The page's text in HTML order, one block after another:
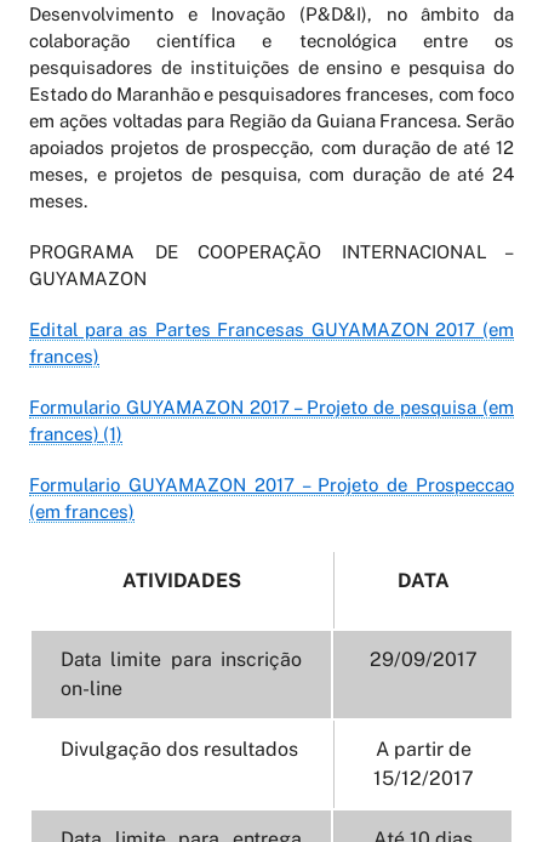
Desenvolvimento e Inovação (P&D&I), no âmbito da
colaboração científica e tecnológica entre os
pesquisadores de instituições de ensino e pesquisa do
Estado do Maranhão e pesquisadores franceses, com foco
em ações voltadas para Região da Guiana Francesa. Serão
apoiados projetos de prospecção, com duração de até 12
meses, e projetos de pesquisa, com duração de até 24
meses.
PROGRAMA DE COOPERAÇÃO INTERNACIONAL –
GUYAMAZON
Edital para as Partes Francesas GUYAMAZON 2017 (em
frances)
Formulario GUYAMAZON 2017 – Projeto de pesquisa (em
frances) (1)
Formulario GUYAMAZON 2017 – Projeto de Prospeccao
(em frances)
ATIVIDADES DATA
Data limite para inscrição
on-line
29/09/2017
Divulgação dos resultados
A partir de
15/12/2017